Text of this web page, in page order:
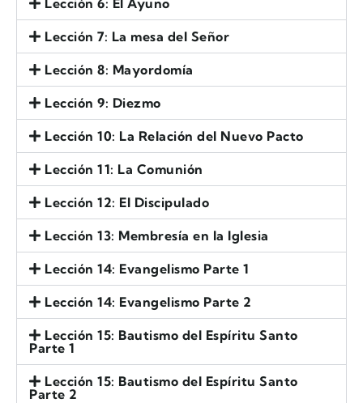
Lección 7: La mesa del Señor
Lección 8: Mayordomía
Lección 9: Diezmo
Lección 10: La Relación del Nuevo Pacto
Lección 11: La Comunión
Lección 12: El Discipulado
Lección 13: Membresía en la Iglesia
Lección 14: Evangelismo Parte 1
Lección 14: Evangelismo Parte 2
Lección 15: Bautismo del Espíritu Santo
Parte 1
Lección 15: Bautismo del Espíritu Santo
Parte 2